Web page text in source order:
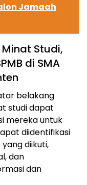
Jamaah
Studi,
di SMA
belakang
studi dapat
mereka untuk
diidentifikasi
diikuti,
dan
dan